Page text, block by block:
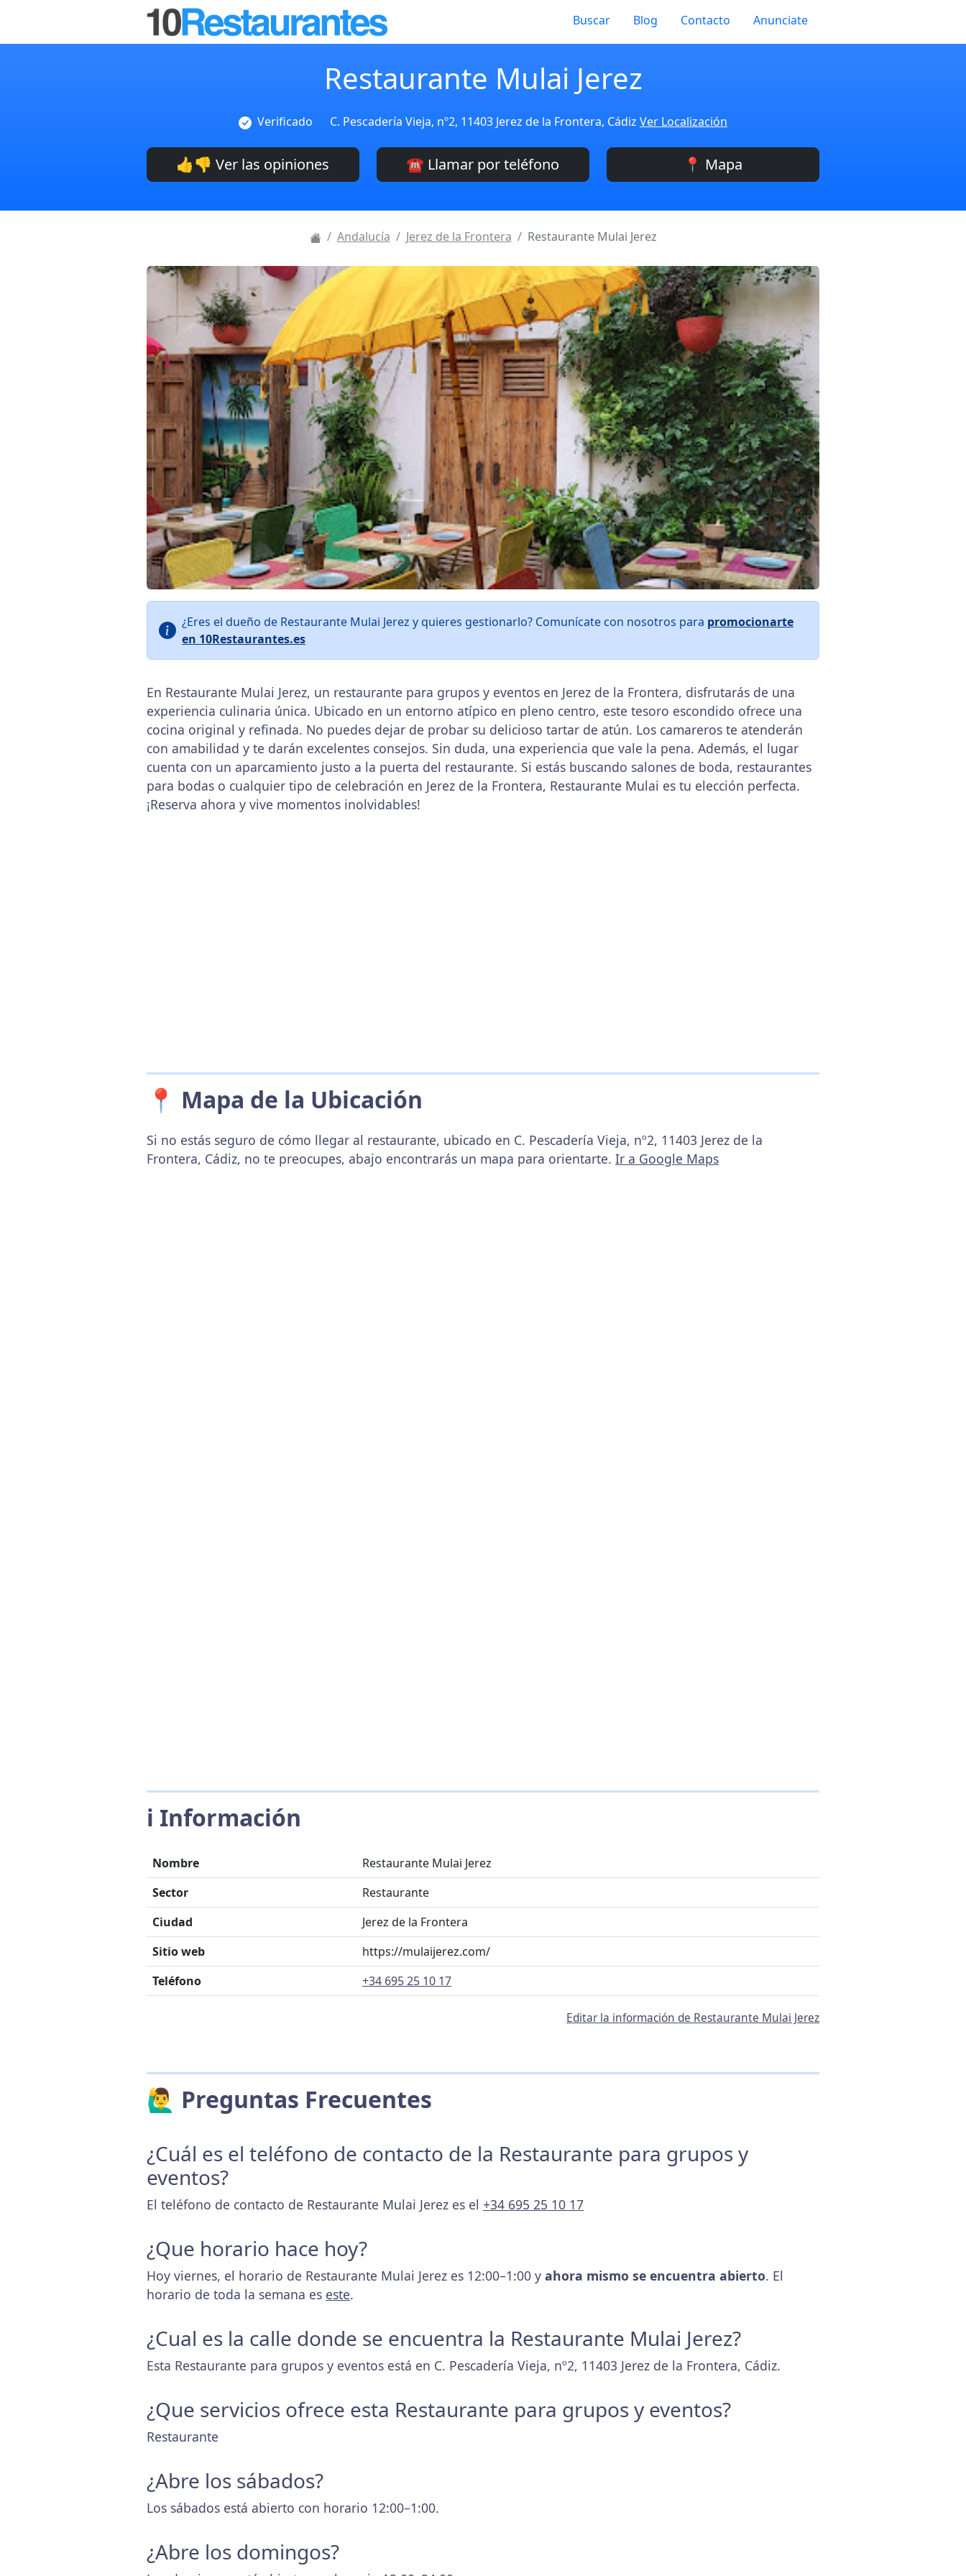
Buscar Blog Contacto Anunciate
Restaurante Mulai Jerez
Verificado C. Pescadería Vieja, nº2, 11403 Jerez de la Frontera, Cádiz Ver Localización
👍👎 Ver las opiniones ☎️ Llamar por teléfono 📍 Mapa
Andalucía Jerez de la Frontera Restaurante Mulai Jerez
¿Eres el dueño de Restaurante Mulai Jerez y quieres gestionarlo? Comunícate con nosotros para promocionarte
en 10Restaurantes.es
En Restaurante Mulai Jerez, un restaurante para grupos y eventos en Jerez de la Frontera, disfrutarás de una
experiencia culinaria única. Ubicado en un entorno atípico en pleno centro, este tesoro escondido ofrece una
cocina original y refinada. No puedes dejar de probar su delicioso tartar de atún. Los camareros te atenderán
con amabilidad y te darán excelentes consejos. Sin duda, una experiencia que vale la pena. Además, el lugar
cuenta con un aparcamiento justo a la puerta del restaurante. Si estás buscando salones de boda, restaurantes
para bodas o cualquier tipo de celebración en Jerez de la Frontera, Restaurante Mulai es tu elección perfecta.
¡Reserva ahora y vive momentos inolvidables!
📍 Mapa de la Ubicación
Si no estás seguro de cómo llegar al restaurante, ubicado en C. Pescadería Vieja, nº2, 11403 Jerez de la
Frontera, Cádiz, no te preocupes, abajo encontrarás un mapa para orientarte. Ir a Google Maps
ℹ️ Información
Nombre
Restaurante Mulai Jerez
Sector
Restaurante
Ciudad
Jerez de la Frontera
Sitio web
https://mulaijerez.com/
Teléfono
+34 695 25 10 17
Editar la información de Restaurante Mulai Jerez
🙋‍♂️ Preguntas Frecuentes
¿Cuál es el teléfono de contacto de la Restaurante para grupos y
eventos?
El teléfono de contacto de Restaurante Mulai Jerez es el +34 695 25 10 17
¿Que horario hace hoy?
Hoy viernes, el horario de Restaurante Mulai Jerez es 12:00–1:00 y ahora mismo se encuentra abierto. El
horario de toda la semana es este.
¿Cual es la calle donde se encuentra la Restaurante Mulai Jerez?
Esta Restaurante para grupos y eventos está en C. Pescadería Vieja, nº2, 11403 Jerez de la Frontera, Cádiz.
¿Que servicios ofrece esta Restaurante para grupos y eventos?
Restaurante
¿Abre los sábados?
Los sábados está abierto con horario 12:00–1:00.
¿Abre los domingos?